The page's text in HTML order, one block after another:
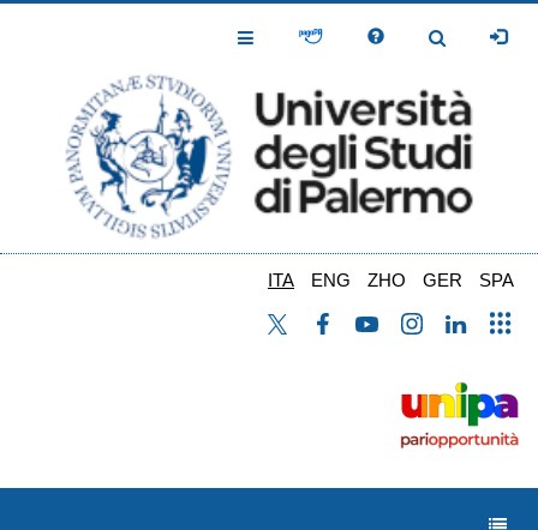
Toggle
Toggle
ITA ENG ZHO GER SPA